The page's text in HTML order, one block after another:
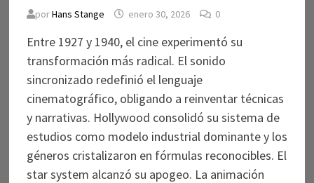
porHans Stange enero 30, 2026 0
Entre 1927 y 1940, el cine experimentó su
transformación más radical. El sonido
sincronizado redefinió el lenguaje
cinematográfico, obligando a reinventar técnicas
y narrativas. Hollywood consolidó su sistema de
estudios como modelo industrial dominante y los
géneros cristalizaron en fórmulas reconocibles. El
star system alcanzó su apogeo. La animación